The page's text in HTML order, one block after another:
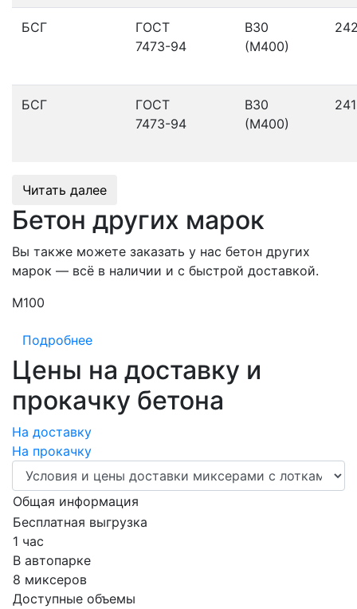
БСГ
ГОСТ
7473-94
В30
(М400)
БСГ
ГОСТ
7473-94
В30
(М400)
Читать далее
Бетон других марок
Вы также можете заказать у нас бетон других
марок — всё в наличии и с быстрой доставкой.
М100
Подробнее
Цены на доставку и
прокачку бетона
На доставку
На прокачку
Общая информация
Бесплатная выгрузка
1 час
В автопарке
8 миксеров
Доступные объемы